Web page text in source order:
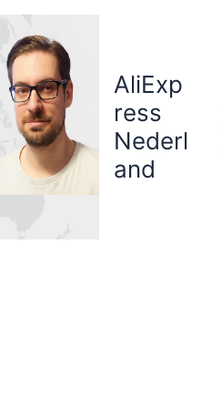
AliExp
ress
Nederl
and